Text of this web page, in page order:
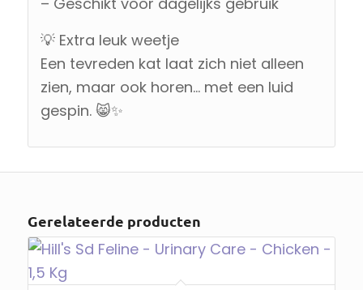
💡 Extra leuk weetje
Een tevreden kat laat zich niet alleen
zien, maar ook horen… met een luid
gespin. 😸✨
Gerelateerde producten